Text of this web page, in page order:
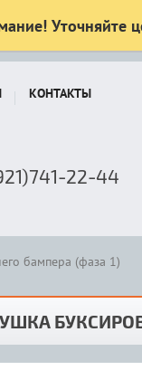
Уточняйте
КОНТАКТЫ
22-44
бампера (фаза 1)